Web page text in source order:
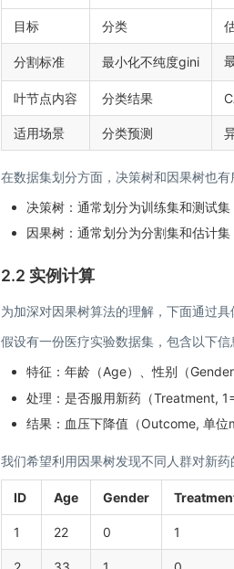
目标 分类
分割标准 最小化不纯度gini
叶节点内容 分类结果
适用场景 分类预测
在数据集划分方面，决策树和因果树也有
决策树：通常划分为训练集和测试
因果树：通常划分为分割集和估计
2.2 实例计算
为加深对因果树算法的理解，下面通过具
假设有一份医疗实验数据集，包含以下信
特征：年龄（Age）、性别（Gender
处理：是否服用新药（Treatment,
结果：血压下降值（Outcome, 单位
我们希望利用因果树发现不同人群对新
ID Age Gender
1 22 0 1